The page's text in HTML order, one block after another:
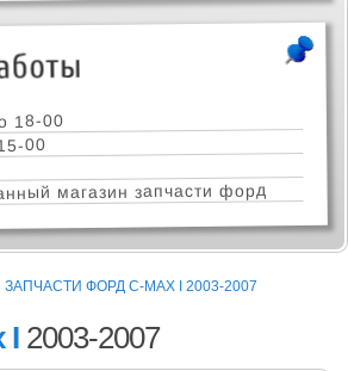
18-00
00
магазин запчасти форд
ЗАПЧАСТИ ФОРД C-MAX I 2003-2007
I 2003-2007